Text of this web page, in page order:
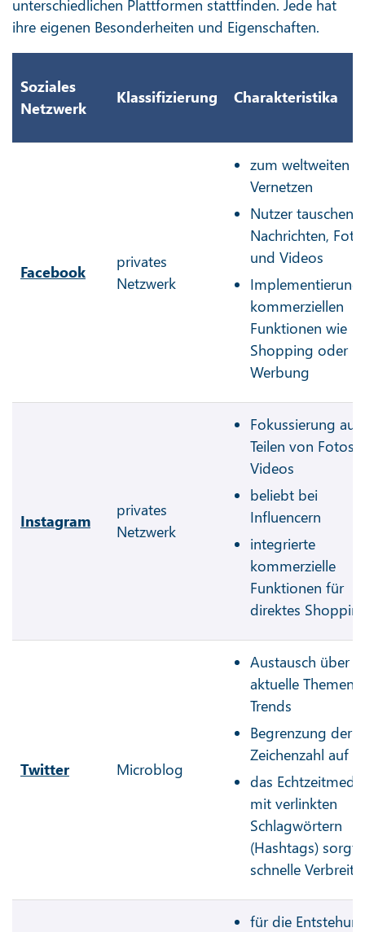
unterschiedlichen Plattformen stattfinden. Jede hat
ihre eigenen Besonderheiten und Eigenschaften.
Soziales
Netzwerk
Klassifizierung Charakteristika
Facebook
privates
Netzwerk
zum weltweiten
Vernetzen
Nutzer tauschen
Nachrichten,
und Videos
kommerziellen
Funktionen wie
Shopping oder
Werbung
Instagram
privates
Netzwerk
Fokussierung auf
Teilen von Fotos
Videos
beliebt bei
Influencern
integrierte
kommerzielle
Funktionen für
direktes
Twitter Microblog
Austausch über
aktuelle Themen
Trends
Begrenzung der
Zeichenzahl auf
das
mit verlinkten
Schlagwörtern
(Hashtags) sorgt
schnelle
für die